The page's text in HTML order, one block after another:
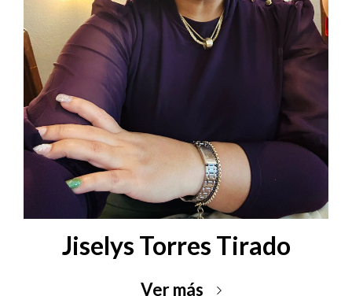
Jiselys Torres Tirado
Ver más